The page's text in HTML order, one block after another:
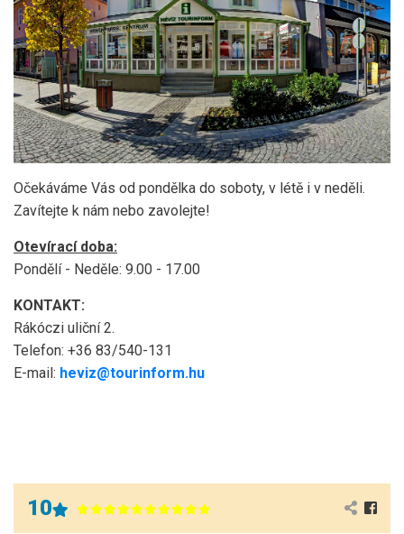
Očekáváme Vás od pondělka do soboty, v létě i v neděli.
Zavítejte k nám nebo zavolejte!
Otevírací doba:
Pondělí - Neděle: 9.00 - 17.00
KONTAKT:
Rákóczi uliční 2.
Telefon: +36 83/540-131
E-mail: heviz@tourinform.hu
10